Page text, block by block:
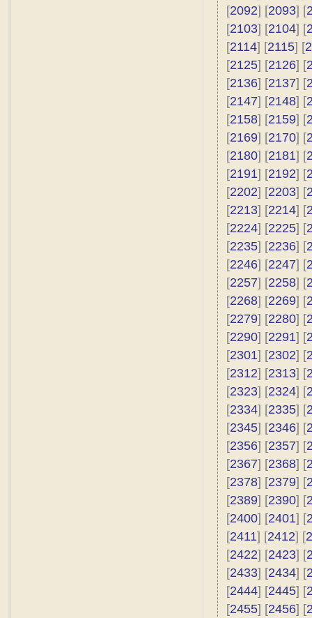
[2092] [2093] [
[2103] [2104] [
[2114] [2115] [
[2125] [2126] [
[2136] [2137] [
[2147] [2148] [
[2158] [2159] [
[2169] [2170] [
[2180] [2181] [
[2191] [2192] [
[2202] [2203] [
[2213] [2214] [
[2224] [2225] [
[2235] [2236] [
[2246] [2247] [
[2257] [2258] [
[2268] [2269] [
[2279] [2280] [
[2290] [2291] [
[2301] [2302] [
[2312] [2313] [
[2323] [2324] [
[2334] [2335] [
[2345] [2346] [
[2356] [2357] [
[2367] [2368] [
[2378] [2379] [
[2389] [2390] [
[2400] [2401] [
[2411] [2412] [
[2422] [2423] [
[2433] [2434] [
[2444] [2445] [
[2455] [2456] [